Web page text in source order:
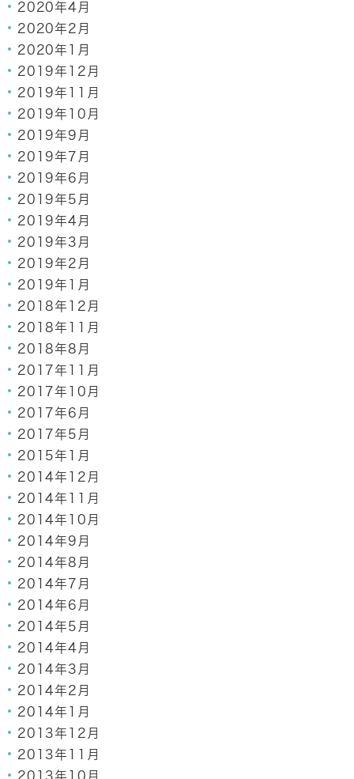
2020年4月
2020年2月
2020年1月
2019年12月
2019年11月
2019年10月
2019年9月
2019年7月
2019年6月
2019年5月
2019年4月
2019年3月
2019年2月
2019年1月
2018年12月
2018年11月
2018年8月
2017年11月
2017年10月
2017年6月
2017年5月
2015年1月
2014年12月
2014年11月
2014年10月
2014年9月
2014年8月
2014年7月
2014年6月
2014年5月
2014年4月
2014年3月
2014年2月
2014年1月
2013年12月
2013年11月
2013年10月